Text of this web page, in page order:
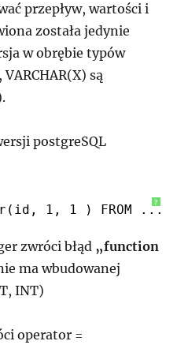
przepływ, wartości i
została jedynie
w obrębie typów
są
postgreSQL
?
1, 1 ) FROM ...;
zwróci błąd „function
ma wbudowanej
INT)
operator =